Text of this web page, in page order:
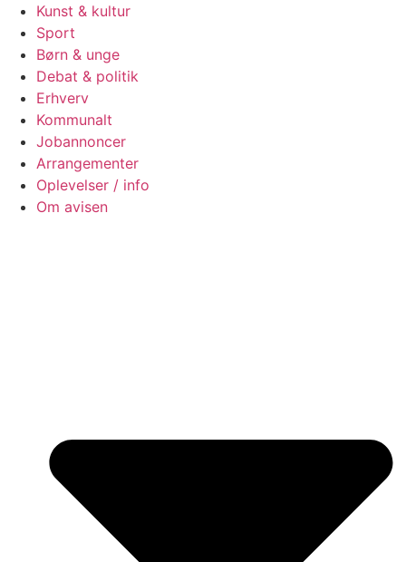
Kunst & kultur
Sport
Børn & unge
Debat & politik
Erhverv
Kommunalt
Jobannoncer
Arrangementer
Oplevelser / info
Om avisen